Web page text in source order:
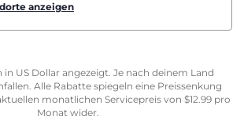
anzeigen
US Dollar angezeigt. Je nach deinem Land
Alle Rabatte spiegeln eine Preissenkung
monatlichen Servicepreis von $12.99pro
Monat wider.